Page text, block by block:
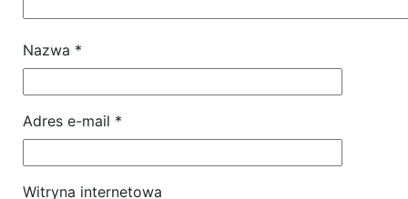
Nazwa *
Adres e-mail *
Witryna internetowa